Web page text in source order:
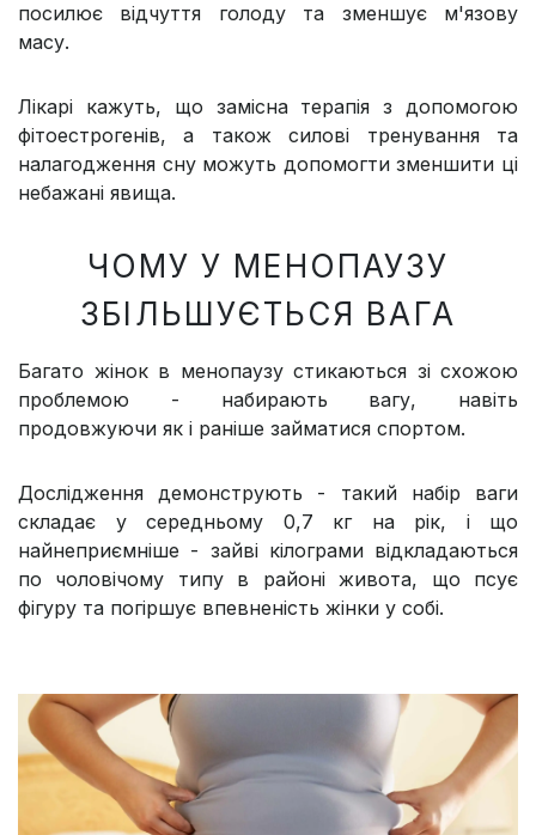
посилює відчуття голоду та зменшує м'язову
масу.
Лікарі кажуть, що замісна терапія з допомогою
фітоестрогенів, а також силові тренування та
налагодження сну можуть допомогти зменшити ці
небажані явища.
ЧОМУ У МЕНОПАУЗУ
ЗБІЛЬШУЄТЬСЯ ВАГА
Багато жінок в менопаузу стикаються зі схожою
проблемою - набирають вагу, навіть
продовжуючи як і раніше займатися спортом.
Дослідження демонструють - такий набір ваги
складає у середньому 0,7 кг на рік, і що
найнеприємніше - зайві кілограми відкладаються
по чоловічому типу в районі живота, що псує
фігуру та погіршує впевненість жінки у собі.